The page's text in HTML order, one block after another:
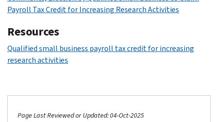
Payroll Tax Credit for Increasing Research Activities
Resources
Qualified small business payroll tax credit for increasing
research activities
Page Last Reviewed or Updated: 04-Oct-2025